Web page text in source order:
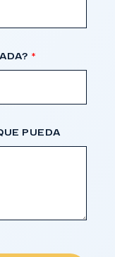
PUEDA